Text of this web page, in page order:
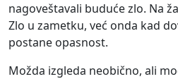
nagoveštavali buduće zlo. Na
Zlo u zametku, već onda kad
postane opasnost.
Možda izgleda neobično, ali